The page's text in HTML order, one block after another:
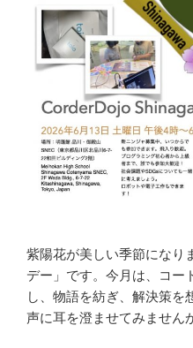
紫陽花が美しい季節になり
デー」です。今月は、コー
し、物語を紡ぎ、解決策を
声に耳を澄ませてみません